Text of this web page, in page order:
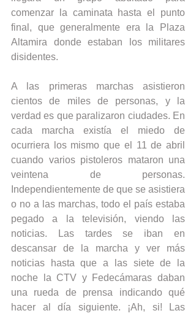
comenzar la caminata hasta el punto
final, que generalmente era la Plaza
Altamira donde estaban los militares
disidentes.
A las primeras marchas asistieron
cientos de miles de personas, y la
verdad es que paralizaron ciudades. En
cada marcha existía el miedo de
ocurriera los mismo que el 11 de abril
cuando varios pistoleros mataron una
veintena de personas.
Independientemente de que se asistiera
o no a las marchas, todo el país estaba
pegado a la televisión, viendo las
noticias. Las tardes se iban en
descansar de la marcha y ver más
noticias hasta que a las siete de la
noche la CTV y Fedecámaras daban
una rueda de prensa indicando qué
hacer al día siguiente. ¡Ah, si! Las